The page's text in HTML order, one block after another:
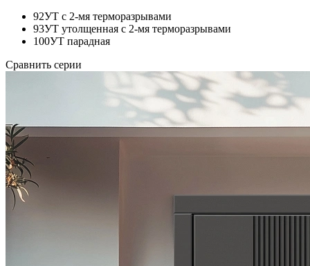
92УТ с 2-мя терморазрывами
93УТ утолщенная с 2-мя терморазрывами
100УТ парадная
Сравнить серии